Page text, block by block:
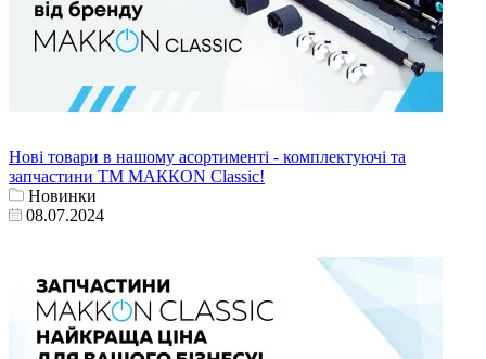
Нові товари в нашому асортименті - комплектуючі та
запчастини ТМ МАККОN Classic!
Новинки
08.07.2024